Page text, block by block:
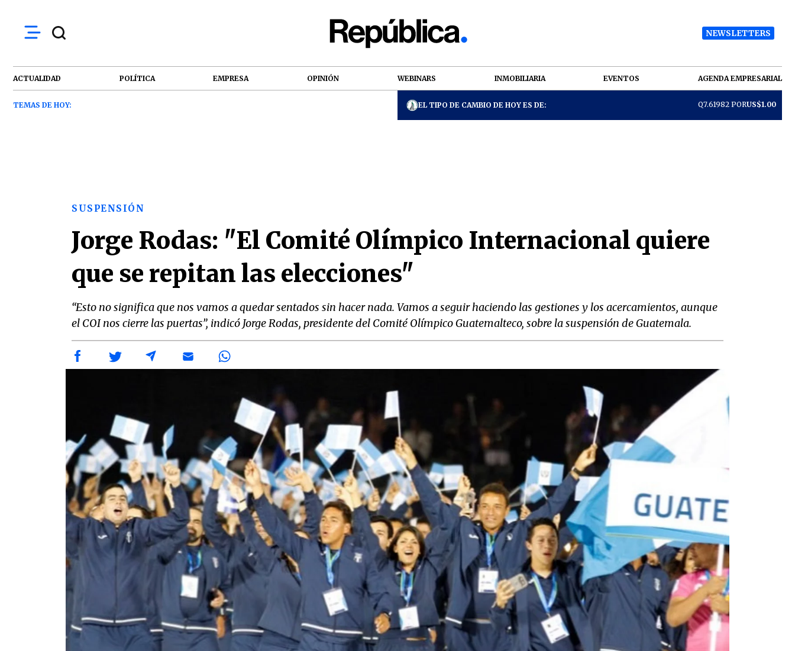
NEWSLETTERS
ACTUALIDAD POLÍTICA EMPRESA OPINIÓN WEBINARS INMOBILIARIA EVENTOS AGENDA EMPRESARIAL
TEMAS DE HOY: EL TIPO DE CAMBIO DE HOY ES DE: Q7.61982 PORUS$1.00
SUSPENSIÓN
Jorge Rodas: "El Comité Olímpico Internacional quiere
que se repitan las elecciones"
“Esto no significa que nos vamos a quedar sentados sin hacer nada. Vamos a seguir haciendo las gestiones y los acercamientos, aunque
el COI nos cierre las puertas”, indicó Jorge Rodas, presidente del Comité Olímpico Guatemalteco, sobre la suspensión de Guatemala.